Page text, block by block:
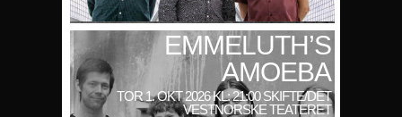
EMMELUTH’S
AMOEBA
TOR 1. OKT 2026 KL: 21:00 SKIFTE/DET
VESTNORSKE TEATERET